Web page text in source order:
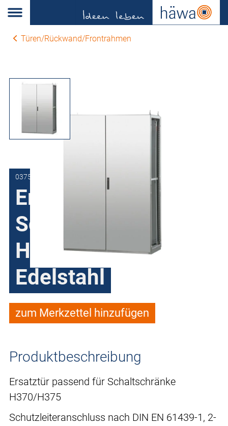
Türen/Rückwand/Frontrahmen
0375-1214-05-90
Ersatztür
Schaltschrank
H370/H375
Edelstahl
zum Merkzettel hinzufügen
Produktbeschreibung
Ersatztür passend für Schaltschränke
H370/H375
Schutzleiteranschluss nach DIN EN 61439-1, 2-